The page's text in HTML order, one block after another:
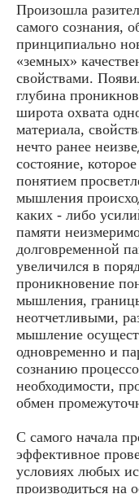
Произошла
самого сознания,
принципиально
«земных»
свойствами.
глубина
широта охвата
материала,
нечто ранее
состояние,
понятием
мышления
каких - либо
памяти
долговременной
увеличился в
проникновение
мышления,
неотчетливыми,
мышление
одновременно и
сознанию
необходимости,
обмен
С самого начала
эффективное
условиях любых
производиться на